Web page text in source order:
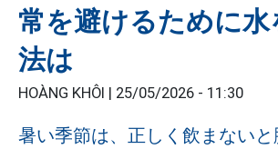
常を避けるために水
法は
HOÀNG KHÔI | 25/05/2026 - 11:30
暑い季節は、正しく飲まない